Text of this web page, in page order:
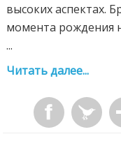
высоких аспектах.
момента рождения
...
Читать далее...